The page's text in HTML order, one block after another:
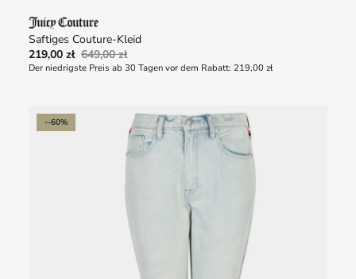
Saftiges Couture-Kleid
219,00 zł 649,00 zł
Der niedrigste Preis ab 30 Tagen vor dem Rabatt: 219,00 zł
--60%